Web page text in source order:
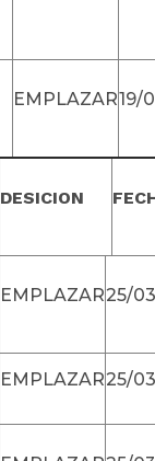
EMPLAZAR19/
DESICION
EMPLAZAR25/
EMPLAZAR25/